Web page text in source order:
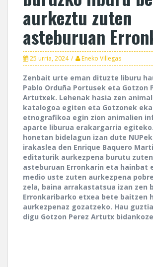
aurkeztu zuten
asteburuan
25 urria, 2024 Eneko Villegas
Zenbait urte eman dituzte liburu
Pablo Orduña Portusek eta Gotzon
Artutxek. Lehenak hasia zen
katalogoa egiten eta Gotzonek
etnografikoa egin zion animalien
aparte liburua erakargarria
honetan bidelagun izan dute
irakaslea den Enrique Baquero
editaturik aurkezpena burutu
asteburuan Erronkarin eta hainbat
medio uste zuten aurkezpena
zela, baina arrakastatsua izan zen
Erronkaribarko etxea bete baitzen
aurkezpenaz gozatzeko. Hau
digu Gotzon Perez Artutx